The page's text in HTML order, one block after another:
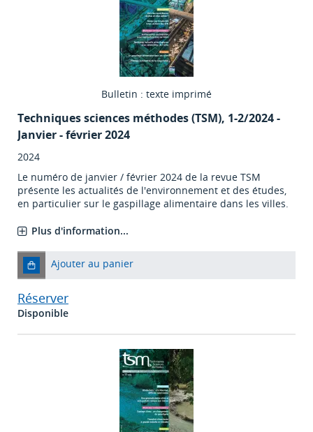
Bulletin : texte imprimé
Techniques sciences méthodes (TSM), 1-2/2024 -
Janvier - février 2024
2024
Le numéro de janvier / février 2024 de la revue TSM
présente les actualités de l'environnement et des études,
en particulier sur le gaspillage alimentaire dans les villes.
Plus d'information...
Ajouter au panier
Réserver
Disponible